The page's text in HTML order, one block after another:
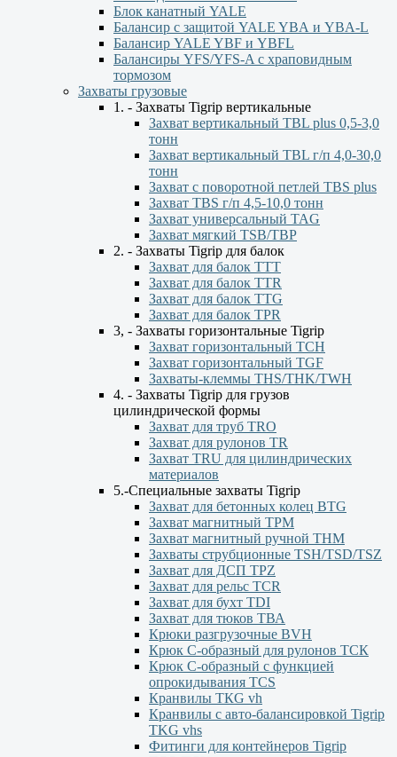
Блок канатный YALE
Балансир с защитой YALE YBА и YBА-L
Балансир YALE YBF и YBFL
Балансиры YFS/YFS-A с храповидным
тормозом
Захваты грузовые
1. - Захваты Tigrip вертикальные
Захват вертикальный TBL plus 0,5-3,0
тонн
Захват вертикальный TBL г/п 4,0-30,0
тонн
Захват с поворотной петлей TBS plus
Захват TBS г/п 4,5-10,0 тонн
Захват универсальный TAG
Захват мягкий TSB/TBP
2. - Захваты Tigrip для балок
Захват для балок ТТТ
Захват для балок TTR
Захват для балок TTG
Захват для балок TPR
3, - Захваты горизонтальные Tigrip
Захват горизонтальный ТСН
Захват горизонтальный ТGF
Захваты-клеммы THS/THK/TWH
4. - Захваты Tigrip для грузов
цилиндрической формы
Захват для труб TRO
Захват для рулонов TR
Захват TRU для цилиндрических
материалов
5.-Специальные захваты Tigrip
Захват для бетонных колец BTG
Захват магнитный TPM
Захват магнитный ручной ТНМ
Захваты струбционные TSH/TSD/TSZ
Захват для ДСП TPZ
Захват для рельс TCR
Захват для бухт TDI
Захват для тюков ТВА
Крюки разгрузочные BVH
Крюк С-образный для рулонов ТСК
Крюк С-образный с функцией
опрокидывания ТСS
Кранвилы TКG vh
Кранвилы с авто-балансировкой Tigrip
TKG vhs
Фитинги для контейнеров Tigrip